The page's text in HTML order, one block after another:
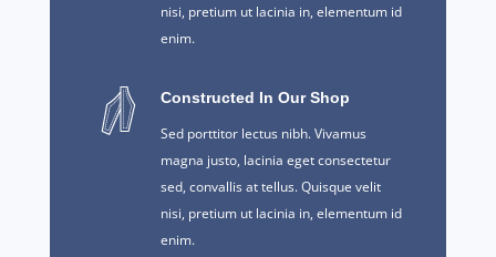
nisi, pretium ut lacinia in, elementum id
enim.
Constructed In Our Shop
Sed porttitor lectus nibh. Vivamus
magna justo, lacinia eget consectetur
sed, convallis at tellus. Quisque velit
nisi, pretium ut lacinia in, elementum id
enim.